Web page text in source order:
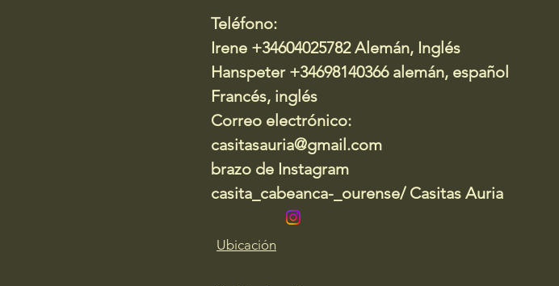
Teléfono:
Irene +34604025782 Alemán, Inglés
Hanspeter +34698140366 alemán, español
Francés, inglés
Correo electrónico:
casitasauria@gmail.com
brazo de Instagram
casita_cabeanca-_ourense/ Casitas Auria
Ubicación